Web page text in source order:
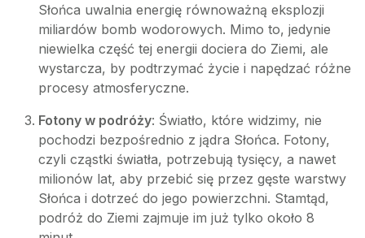
Słońca uwalnia energię równoważną eksplozji
miliardów bomb wodorowych. Mimo to, jedynie
niewielka część tej energii dociera do Ziemi, ale
wystarcza, by podtrzymać życie i napędzać różne
procesy atmosferyczne.
Fotony w podróży: Światło, które widzimy, nie
pochodzi bezpośrednio z jądra Słońca. Fotony,
czyli cząstki światła, potrzebują tysięcy, a nawet
milionów lat, aby przebić się przez gęste warstwy
Słońca i dotrzeć do jego powierzchni. Stamtąd,
podróż do Ziemi zajmuje im już tylko około 8